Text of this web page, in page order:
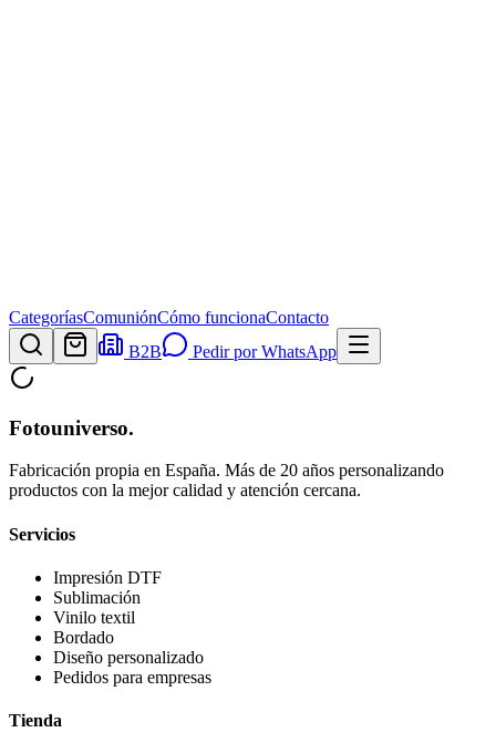
CategoríasComuniónCómo funcionaContacto
B2B
Pedir por WhatsApp
Fotouniverso.
Fabricación propia en España. Más de 20 años personalizando
productos con la mejor calidad y atención cercana.
Servicios
Impresión DTF
Sublimación
Vinilo textil
Bordado
Diseño personalizado
Pedidos para empresas
Tienda